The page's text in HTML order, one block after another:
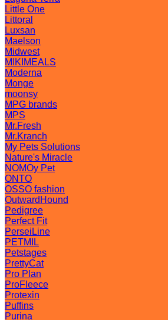
Little One
Littoral
Luxsan
Maelson
Midwest
MIKIMEALS
Moderna
Monge
moonsy
MPG brands
MPS
Mr.Fresh
Mr.Kranch
My Pets Solutions
Nature's Miracle
NOMOy Pet
ONTO
OSSO fashion
OutwardHound
Pedigree
Perfect Fit
PerseiLine
PETMIL
Petstages
PrettyCat
Pro Plan
ProFleece
Protexin
Puffins
Purina